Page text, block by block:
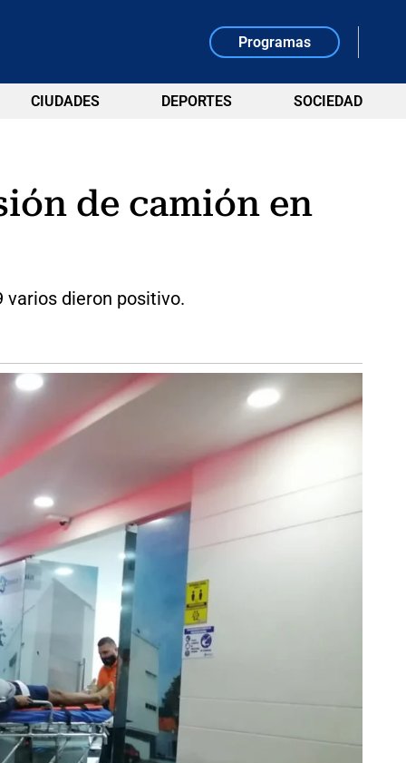
Programas
CIUDADES DEPORTES SOCIEDAD
de camión en
varios dieron positivo.